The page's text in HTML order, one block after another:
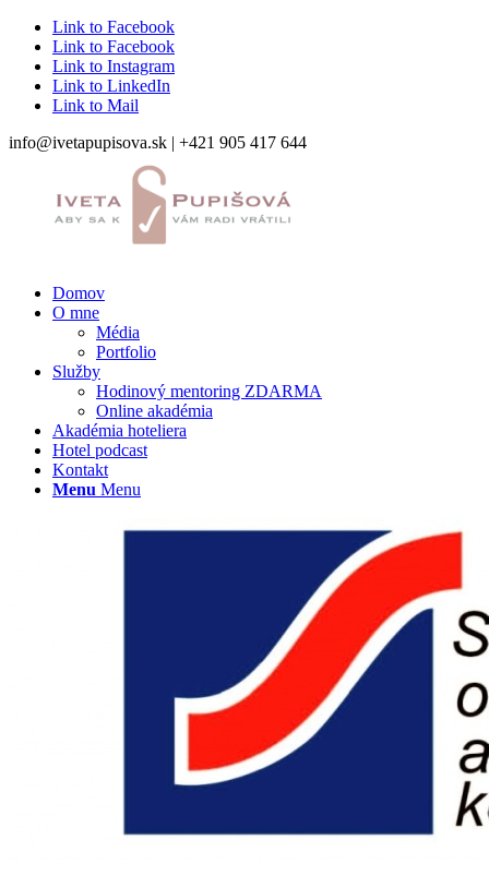
Link to Facebook
Link to Facebook
Link to Instagram
Link to LinkedIn
Link to Mail
info@ivetapupisova.sk | +421 905 417 644
Domov
O mne
Média
Portfolio
Služby
Hodinový mentoring ZDARMA
Online akadémia
Akadémia hoteliera
Hotel podcast
Kontakt
Menu Menu